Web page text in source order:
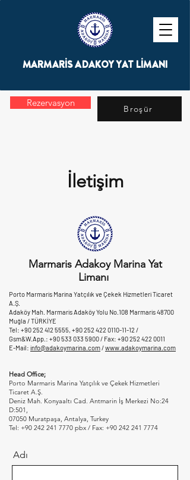
MARMARİS ADAKOY YAT LİMANI
Rezervasyon
Broşür
İletişim
Marmaris Adakoy Marina Yat
Limanı
Porto Marmaris Marina Yatçılık ve Çekek Hizmetleri Ticaret
A.Ş.
Adaköy Mah. Marmaris Adaköy Yolu No.108 Marmaris 48700
Muğla / TÜRKİYE
Tel: +90 252 412 5555, +90 252 422 0110-11-12 /
Gsm&W.App.: +90 533 033 5900/ Fax: +90 252 422 0011
E-Mail: info@adakoymarina.com/www.adakoymarina.com
Head Office;
Porto Marmaris Marina Yatçılık ve Çekek Hizmetleri
Ticaret A.Ş.
Deniz Mah. Konyaaltı Cad. Antmarin İş Merkezi No:24
D:501,
07050 Muratpaşa, Antalya, Turkey
Tel: +90 242 241 7770 pbx / Fax: +90 242 241 7774
Adı